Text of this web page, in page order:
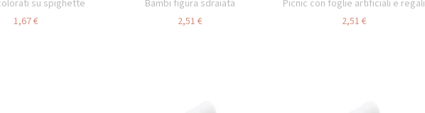
su spighette
1,67 €
Bambi figura sdraiata
2,51 €
Picnic con foglie artificiali e regali
2,51 €